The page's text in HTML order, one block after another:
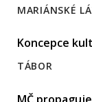
MARIÁNSKÉ
Koncepce
TÁBOR